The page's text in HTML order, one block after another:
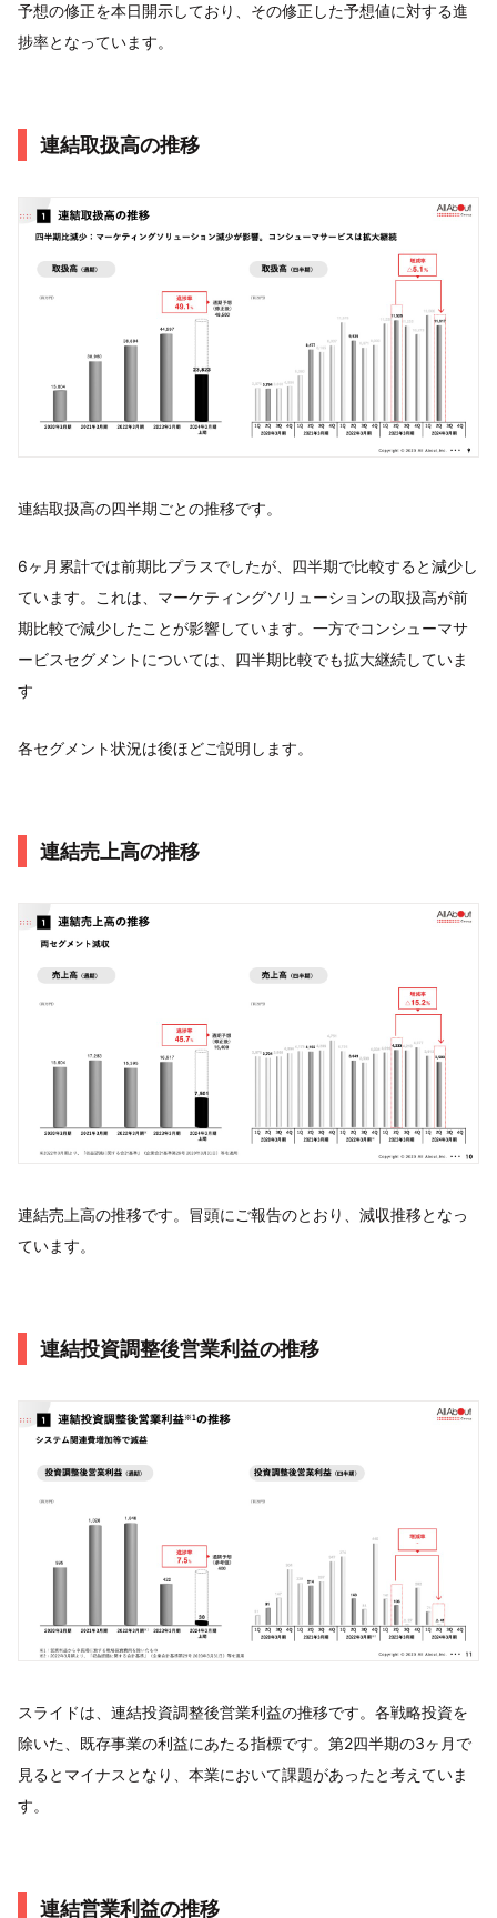
予想の修正を本日開示しており、その修正した予想値に対する進
捗率となっています。
連結取扱高の推移
連結取扱高の四半期ごとの推移です。
6ヶ月累計では前期比プラスでしたが、四半期で比較すると減少し
ています。これは、マーケティングソリューションの取扱高が前
期比較で減少したことが影響しています。一方でコンシューマサ
ービスセグメントについては、四半期比較でも拡大継続していま
す
各セグメント状況は後ほどご説明します。
連結売上高の推移
連結売上高の推移です。冒頭にご報告のとおり、減収推移となっ
ています。
連結投資調整後営業利益の推移
スライドは、連結投資調整後営業利益の推移です。各戦略投資を
除いた、既存事業の利益にあたる指標です。第2四半期の3ヶ月で
見るとマイナスとなり、本業において課題があったと考えていま
す。
連結営業利益の推移